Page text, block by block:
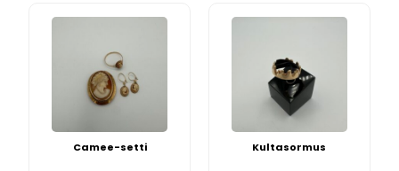
Camee-setti Kultasormus